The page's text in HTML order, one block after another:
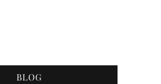
BLOG